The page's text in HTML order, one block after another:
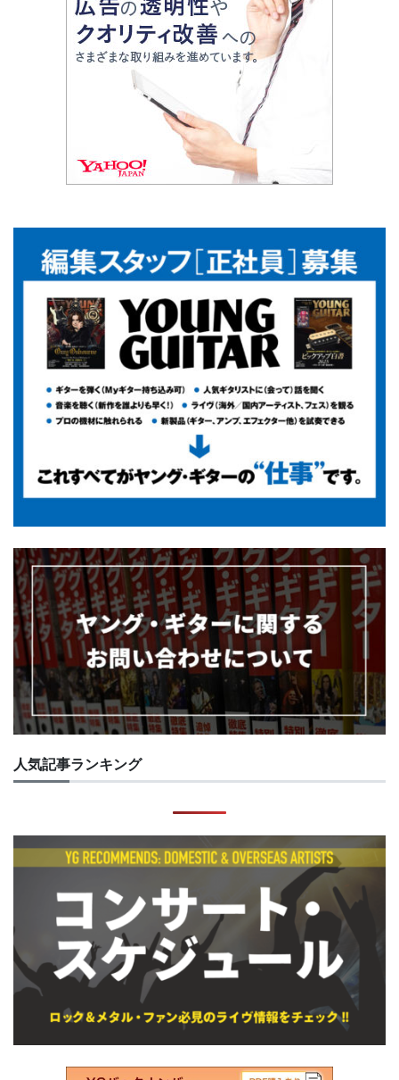
人気記事ランキング